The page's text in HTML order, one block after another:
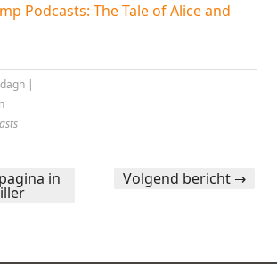
Podcasts: The Tale of Alice and
|
in Volgend bericht →